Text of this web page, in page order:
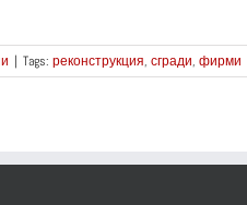
| Tags: реконструкция, сгради, фирми